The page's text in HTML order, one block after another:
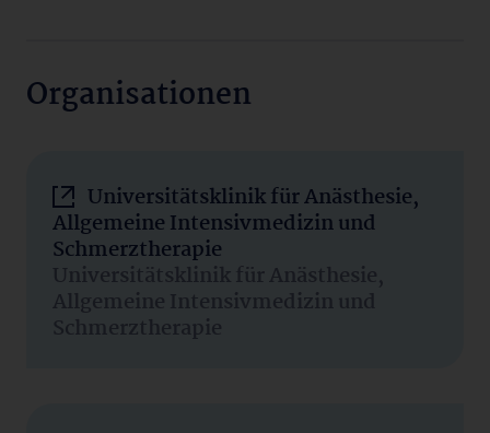
Organisationen
Universitätsklinik für Anästhesie,
Allgemeine Intensivmedizin und
Schmerztherapie
Universitätsklinik für Anästhesie,
Allgemeine Intensivmedizin und
Schmerztherapie